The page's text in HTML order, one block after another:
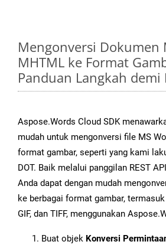
Mengonversi Dokumen
MHTML ke Format
Panduan Langkah demi
Aspose.Words Cloud SDK
mudah untuk mengonversi file MS
format gambar, seperti yang kami
DOT. Baik melalui panggilan REST
Anda dapat dengan mudah
ke berbagai format gambar, termasuk
GIF, dan TIFF, menggunakan
Buat objek Konversi